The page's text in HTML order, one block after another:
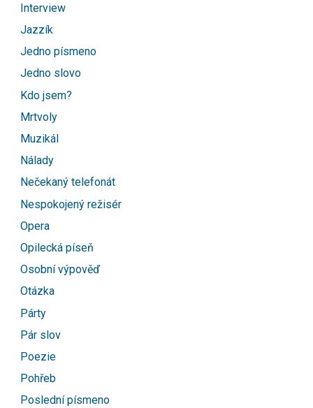
Interview
Jazzík
Jedno písmeno
Jedno slovo
Kdo jsem?
Mrtvoly
Muzikál
Nálady
Nečekaný telefonát
Nespokojený režisér
Opera
Opilecká píseň
Osobní výpověď
Otázka
Párty
Pár slov
Poezie
Pohřeb
Poslední písmeno